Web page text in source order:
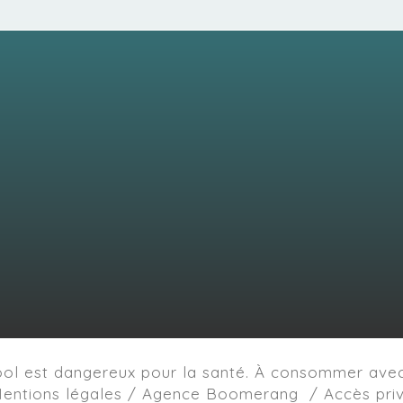
est dangereux pour la santé. À consommer
légales / Agence Boomerang / Accès